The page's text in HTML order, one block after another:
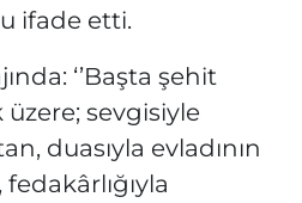
ifade etti.
‘’Başta şehit
sevgisiyle
duasıyla evladının